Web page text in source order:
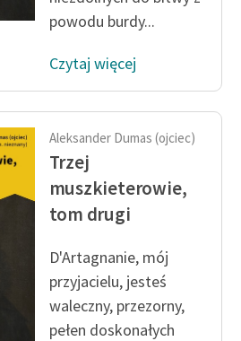
powodu burdy...
Czytaj więcej
Aleksander Dumas (ojciec)
Trzej
muszkieterowie,
tom drugi
D'Artagnanie, mój
przyjacielu, jesteś
waleczny, przezorny,
pełen doskonałych